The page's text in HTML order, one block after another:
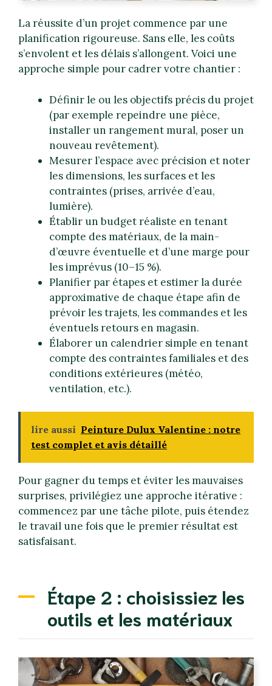
La réussite d’un projet commence par une
planification rigoureuse. Sans elle, les coûts
s’envolent et les délais s’allongent. Voici une
approche simple pour cadrer votre chantier :
Définir le ou les objectifs précis du projet
(par exemple repeindre une pièce,
installer un rangement mural, poser un
nouveau revêtement).
Mesurer l’espace avec précision et noter
les dimensions, les surfaces et les
contraintes (prises, arrivée d’eau,
lumière).
Établir un budget réaliste en tenant
compte des matériaux, de la main-
d’œuvre éventuelle et d’une marge pour
les imprévus (10–15 %).
Planifier par étapes et estimer la durée
approximative de chaque étape afin de
prévoir les trajets, les commandes et les
éventuels retours en magasin.
Élaborer un calendrier simple en tenant
compte des contraintes familiales et des
conditions extérieures (météo,
ventilation, etc.).
lire aussi Peinture Dulux Valentine : notre
test complet et avis détaillé
Pour gagner du temps et éviter les mauvaises
surprises, privilégiez une approche itérative :
commencez par une tâche pilote, puis étendez
le travail une fois que le premier résultat est
satisfaisant.
Étape 2 : choisissiez les
outils et les matériaux